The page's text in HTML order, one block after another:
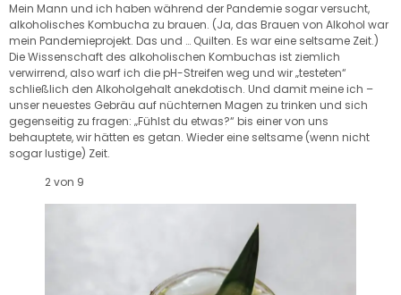
Mein Mann und ich haben während der Pandemie sogar versucht,
alkoholisches Kombucha zu brauen. (Ja, das Brauen von Alkohol war
mein Pandemieprojekt. Das und … Quilten. Es war eine seltsame Zeit.)
Die Wissenschaft des alkoholischen Kombuchas ist ziemlich
verwirrend, also warf ich die pH-Streifen weg und wir „testeten“
schließlich den Alkoholgehalt anekdotisch. Und damit meine ich –
unser neuestes Gebräu auf nüchternen Magen zu trinken und sich
gegenseitig zu fragen: „Fühlst du etwas?“ bis einer von uns
behauptete, wir hätten es getan. Wieder eine seltsame (wenn nicht
sogar lustige) Zeit.
2 von 9